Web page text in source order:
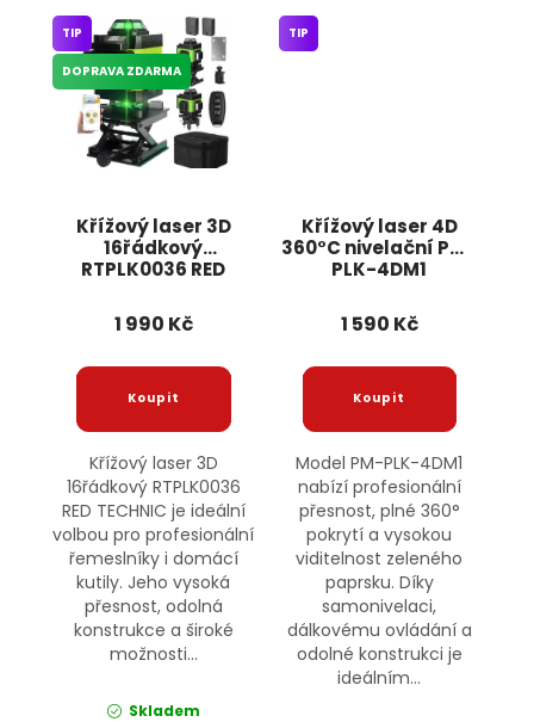
Křížový laser 3D
16řádkový
RTPLK0036 RED
TIP
DOPRAVA ZDARMA
1 990 Kč
Křížový laser 3D
16řádkový RTPLK0036
RED TECHNIC je ideální
volbou pro profesionální
řemeslníky i domácí
kutily. Jeho vysoká
přesnost, odolná
konstrukce a široké
možnosti...
Skladem
Křížový laser 4D
360°C nivelační PM-
PLK-4DM1
TIP
1 590 Kč
Model PM-PLK-4DM1
nabízí profesionální
přesnost, plné 360°
pokrytí a vysokou
viditelnost zeleného
paprsku. Díky
samonivelaci,
dálkovému ovládání a
odolné konstrukci je
ideálním...